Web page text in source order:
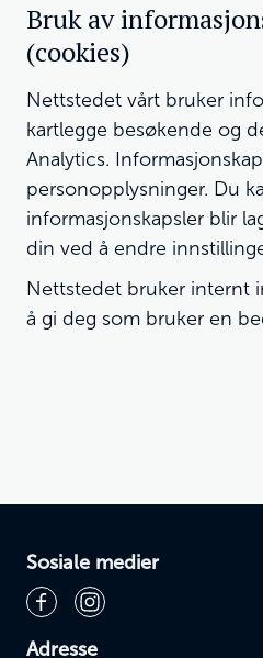
Bruk av
(cookies)
Nettstedet vårt bruker
kartlegge besøkende og
Analytics.
personopplysninger. Du
informasjonskapsler blir
din ved å endre
Nettstedet bruker internt
å gi deg som bruker en
Sosiale medier
Adresse